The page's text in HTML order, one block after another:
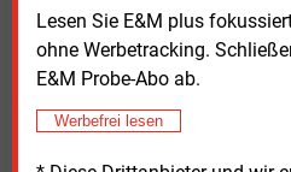
Lesen Sie E&M plus
ohne Werbetracking.
E&M Probe-Abo ab.
Werbefrei lesen
Nicht nur die falsche
ärgert den EWE-Chef,
abgestimmte
Bundesregierung und den